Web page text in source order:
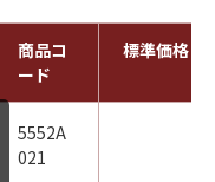
商品コ
ード
標準価格（
5552A
021